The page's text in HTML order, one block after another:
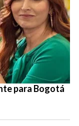
para Bogotá